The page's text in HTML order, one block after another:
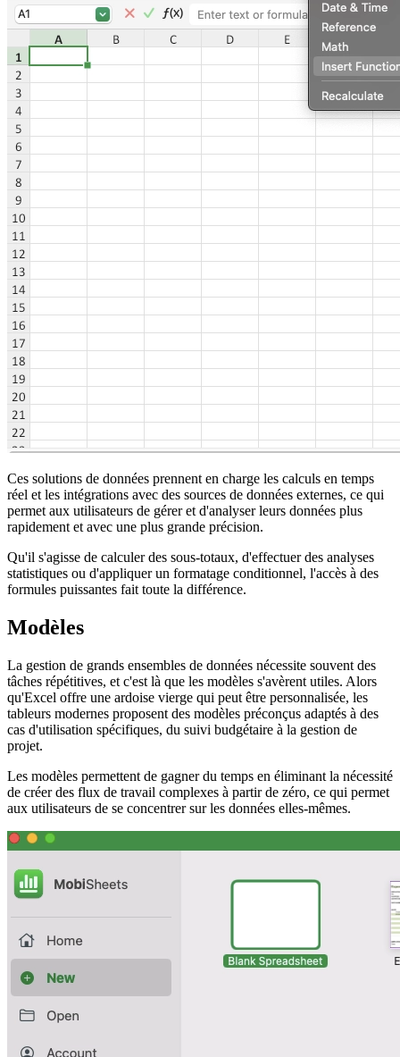
Ces solutions de données prennent en charge les calculs en temps
réel et les intégrations avec des sources de données externes, ce qui
permet aux utilisateurs de gérer et d'analyser leurs données plus
rapidement et avec une plus grande précision.
Qu'il s'agisse de calculer des sous-totaux, d'effectuer des analyses
statistiques ou d'appliquer un formatage conditionnel, l'accès à des
formules puissantes fait toute la différence.
Modèles
La gestion de grands ensembles de données nécessite souvent des
tâches répétitives, et c'est là que les modèles s'avèrent utiles. Alors
qu'Excel offre une ardoise vierge qui peut être personnalisée, les
tableurs modernes proposent des modèles préconçus adaptés à des
cas d'utilisation spécifiques, du suivi budgétaire à la gestion de
projet.
Les modèles permettent de gagner du temps en éliminant la nécessité
de créer des flux de travail complexes à partir de zéro, ce qui permet
aux utilisateurs de se concentrer sur les données elles-mêmes.